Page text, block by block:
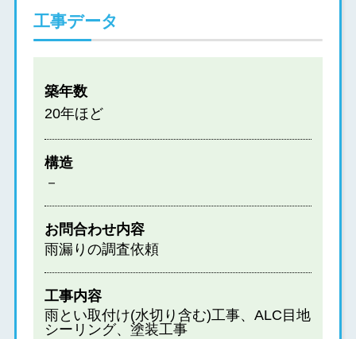
工事データ
築年数
20年ほど
構造
－
お問合わせ内容
雨漏りの調査依頼
工事内容
雨とい取付け(水切り含む)工事、ALC目地
シーリング、塗装工事